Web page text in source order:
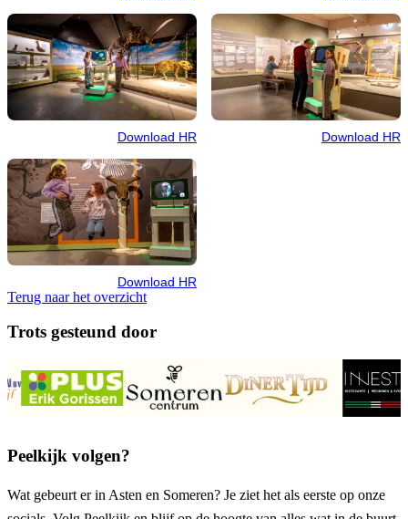
Download HR Download HR
Download HR
Terug naar het overzicht
Trots gesteund door
Peelkijk volgen?
Wat gebeurt er in Asten en Someren? Je ziet het als eerste op onze